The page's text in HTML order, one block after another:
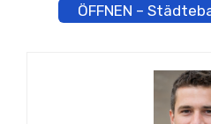
ÖFFNEN –